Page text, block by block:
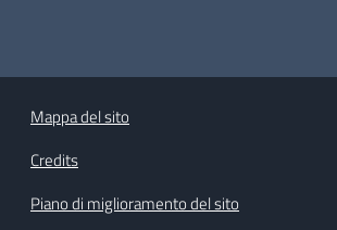
Mappa del sito
Credits
Piano di miglioramento del sito